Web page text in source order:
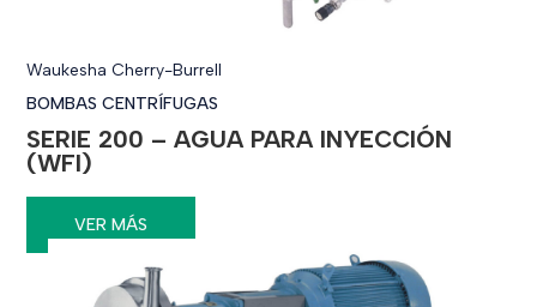
Waukesha Cherry-Burrell
BOMBAS CENTRÍFUGAS
SERIE 200 – AGUA PARA INYECCIÓN
(WFI)
VER MÁS